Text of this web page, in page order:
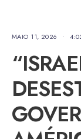
MAIO 11, 2026 •